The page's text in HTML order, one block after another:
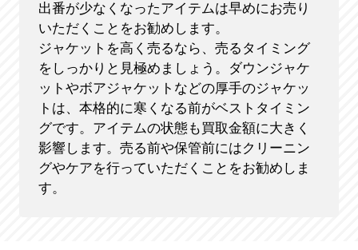
出番が少なくなったアイテムは早めにお売り
いただくことをお勧めします。
ジャケットを高く売るなら、売るタイミング
をしっかりと見極めましょう。ダウンジャケ
ットやボアジャケットなどの厚手のジャケッ
トは、本格的に寒くなる前がベストタイミン
グです。アイテムの状態も買取金額に大きく
影響します。売る前や保管前にはクリーニン
グやケアを行っていただくことをお勧めしま
す。